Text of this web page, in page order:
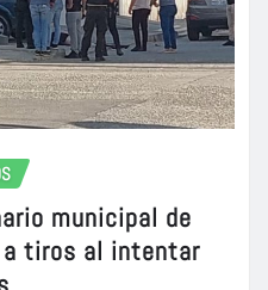
municipal de
a tiros al intentar